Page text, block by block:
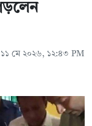
১১ মে ২০২৬, ১২:৪৩ PM